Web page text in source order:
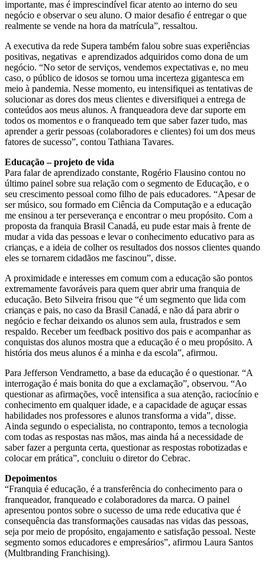
importante, mas é imprescindível ficar atento ao interno do seu
negócio e observar o seu aluno. O maior desafio é entregar o que
realmente se vende na hora da matrícula”, ressaltou.
A executiva da rede Supera também falou sobre suas experiências
positivas, negativas e aprendizados adquiridos como dona de um
negócio. “No setor de serviços, vendemos expectativas e, no meu
caso, o público de idosos se tornou uma incerteza gigantesca em
meio à pandemia. Nesse momento, eu intensifiquei as tentativas de
solucionar as dores dos meus clientes e diversifiquei a entrega de
conteúdos aos meus alunos. A franqueadora deve dar suporte em
todos os momentos e o franqueado tem que saber fazer tudo, mas
aprender a gerir pessoas (colaboradores e clientes) foi um dos meus
fatores de sucesso”, contou Tathiana Tavares.
Educação – projeto de vida
Para falar de aprendizado constante, Rogério Flausino contou no
último painel sobre sua relação com o segmento de Educação, e o
seu crescimento pessoal como filho de pais educadores. “Apesar de
ser músico, sou formado em Ciência da Computação e a educação
me ensinou a ter perseverança e encontrar o meu propósito. Com a
proposta da franquia Brasil Canadá, eu pude estar mais à frente de
mudar a vida das pessoas e levar o conhecimento educativo para as
crianças, e a ideia de colher os resultados dos nossos clientes quando
eles se tornarem cidadãos me fascinou”, disse.
A proximidade e interesses em comum com a educação são pontos
extremamente favoráveis para quem quer abrir uma franquia de
educação. Beto Silveira frisou que “é um segmento que lida com
crianças e pais, no caso da Brasil Canadá, e não dá para abrir o
negócio e fechar deixando os alunos sem aula, frustrados e sem
respaldo. Receber um feedback positivo dos pais e acompanhar as
conquistas dos alunos mostra que a educação é o meu propósito. A
história dos meus alunos é a minha e da escola”, afirmou.
Para Jefferson Vendrametto, a base da educação é o questionar. “A
interrogação é mais bonita do que a exclamação”, observou. “Ao
questionar as afirmações, você intensifica a sua atenção, raciocínio e
conhecimento em qualquer idade, e a capacidade de aguçar essas
habilidades nos professores e alunos transforma a vida”, disse.
Ainda segundo o especialista, no contraponto, temos a tecnologia
com todas as respostas nas mãos, mas ainda há a necessidade de
saber fazer a pergunta certa, questionar as respostas robotizadas e
colocar em prática”, concluiu o diretor do Cebrac.
Depoimentos
“Franquia é educação, é a transferência do conhecimento para o
franqueador, franqueado e colaboradores da marca. O painel
apresentou pontos sobre o sucesso de uma rede educativa que é
consequência das transformações causadas nas vidas das pessoas,
seja por meio de propósito, engajamento e satisfação pessoal. Neste
segmento somos educadores e empresários”, afirmou Laura Santos
(Multbranding Franchising).